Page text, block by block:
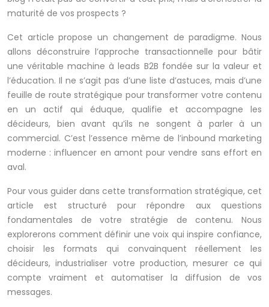
maturité de vos prospects ?
Cet article propose un changement de paradigme. Nous
allons déconstruire l’approche transactionnelle pour bâtir
une véritable machine à leads B2B fondée sur la valeur et
l’éducation. Il ne s’agit pas d’une liste d’astuces, mais d’une
feuille de route stratégique pour transformer votre contenu
en un actif qui éduque, qualifie et accompagne les
décideurs, bien avant qu’ils ne songent à parler à un
commercial. C’est l’essence même de l’inbound marketing
moderne : influencer en amont pour vendre sans effort en
aval.
Pour vous guider dans cette transformation stratégique, cet
article est structuré pour répondre aux questions
fondamentales de votre stratégie de contenu. Nous
explorerons comment définir une voix qui inspire confiance,
choisir les formats qui convainquent réellement les
décideurs, industrialiser votre production, mesurer ce qui
compte vraiment et automatiser la diffusion de vos
messages.